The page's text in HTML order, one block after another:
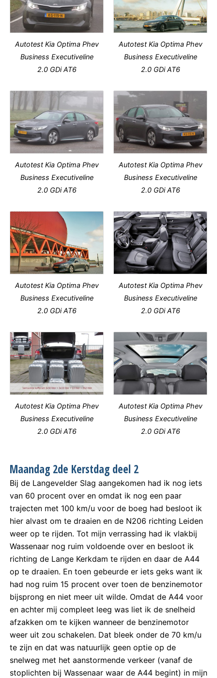
Autotest Kia Optima Phev
Business Executiveline
2.0 GDi AT6
Autotest Kia Optima Phev
Business Executiveline
2.0 GDi AT6
Autotest Kia Optima Phev
Business Executiveline
2.0 GDi AT6
Autotest Kia Optima Phev
Business Executiveline
2.0 GDi AT6
Autotest Kia Optima Phev
Business Executiveline
2.0 GDi AT6
Autotest Kia Optima Phev
Business Executiveline
2.0 GDi AT6
Autotest Kia Optima Phev
Business Executiveline
2.0 GDi AT6
Autotest Kia Optima Phev
Business Executiveline
2.0 GDi AT6
Maandag 2de Kerstdag deel 2
Bij de Langevelder Slag aangekomen had ik nog iets
van 60 procent over en omdat ik nog een paar
trajecten met 100 km/u voor de boeg had besloot ik
hier alvast om te draaien en de N206 richting Leiden
weer op te rijden. Tot mijn verrassing had ik vlakbij
Wassenaar nog ruim voldoende over en besloot ik
richting de Lange Kerkdam te rijden en daar de A44
op te draaien. En toen gebeurde er iets geks want ik
had nog ruim 15 procent over toen de benzinemotor
bijsprong en niet meer uit wilde. Omdat de A44 voor
en achter mij compleet leeg was liet ik de snelheid
afzakken om te kijken wanneer de benzinemotor
weer uit zou schakelen. Dat bleek onder de 70 km/u
te zijn en dat was natuurlijk geen optie op de
snelweg met het aanstormende verkeer (vanaf de
stoplichten bij Wassenaar waar de A44 begint) in mijn